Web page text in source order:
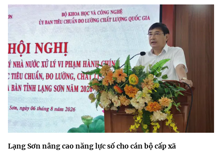
Lạng Sơn nâng cao năng lực số cho cán bộ cấp xã